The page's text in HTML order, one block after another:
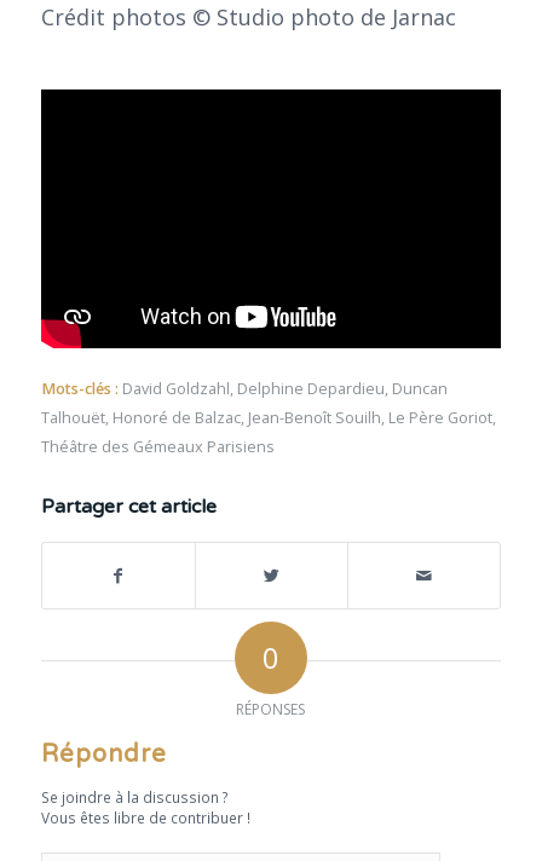
Crédit photos © Studio photo de Jarnac
Mots-clés : David Goldzahl, Delphine Depardieu, Duncan
Talhouët, Honoré de Balzac, Jean-Benoît Souilh, Le Père Goriot,
Théâtre des Gémeaux Parisiens
Partager cet article
0
RÉPONSES
Répondre
Se joindre à la discussion ?
Vous êtes libre de contribuer !